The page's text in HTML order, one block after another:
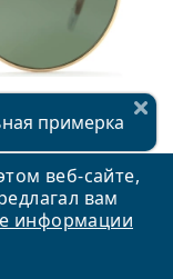
веб-сайте,
вам
информации
001
примерка